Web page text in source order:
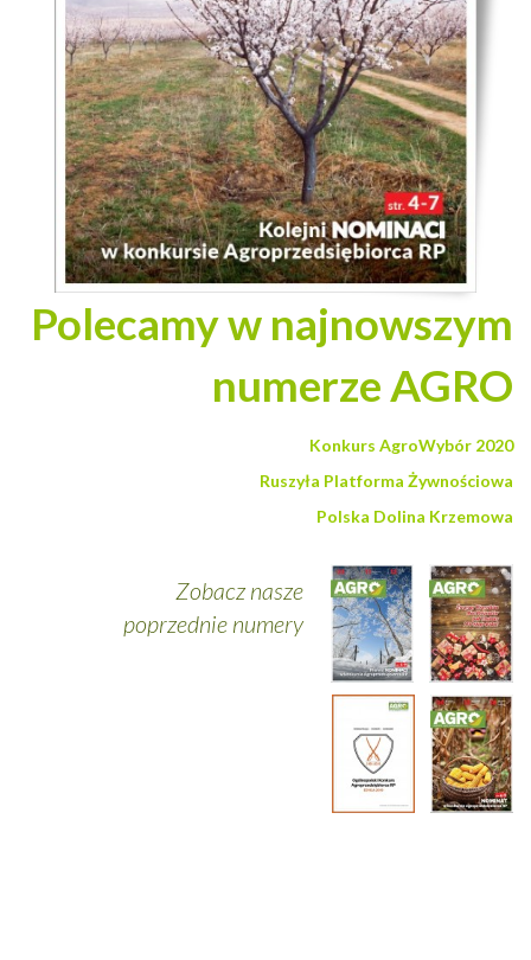
Polecamy w najnowszym
numerze AGRO
Konkurs AgroWybór 2020
Ruszyła Platforma Żywnościowa
Polska Dolina Krzemowa
Zobacz nasze
poprzednie numery